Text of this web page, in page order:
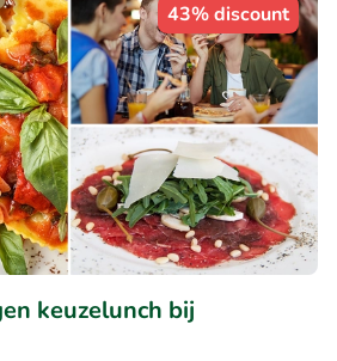
43% discount
keuzelunch bij